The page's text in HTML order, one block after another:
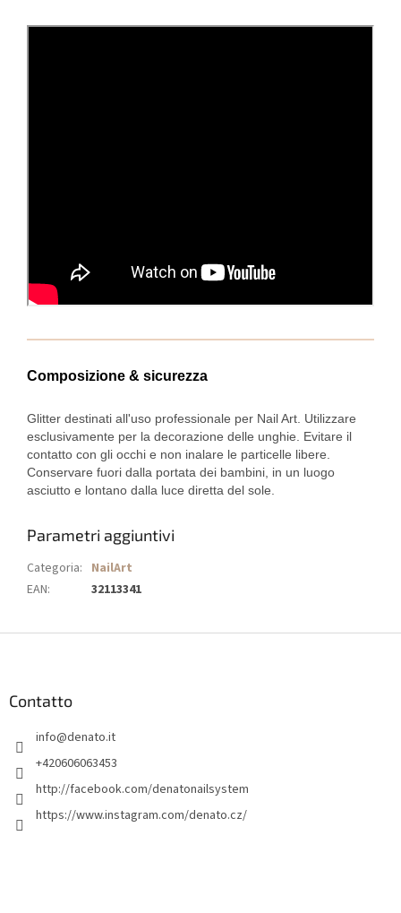
Composizione & sicurezza
Glitter destinati all'uso professionale per Nail Art. Utilizzare
esclusivamente per la decorazione delle unghie. Evitare il
contatto con gli occhi e non inalare le particelle libere.
Conservare fuori dalla portata dei bambini, in un luogo
asciutto e lontano dalla luce diretta del sole.
Parametri aggiuntivi
Categoria: NailArt
EAN: 32113341
Contatto
info@denato.it
+420606063453
http://facebook.com/denatonailsystem
https://www.instagram.com/denato.cz/